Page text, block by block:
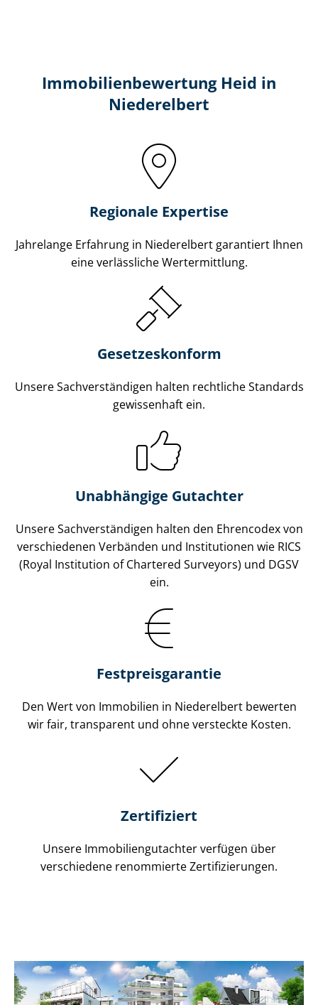
Immobilien­bewertung Heid in
Niederelbert
Regionale Expertise
Jahrelange Erfahrung in Niederelbert garantiert Ihnen
eine verlässliche Wertermittlung.
Gesetzes­konform
Unsere Sach­ver­stän­di­gen halten rechtliche Standards
gewissenhaft ein.
Unabhängige Gutachter
Unsere Sach­ver­stän­di­gen halten den Ehrencodex von
verschiedenen Verbänden und Institutionen wie RICS
(Royal Institution of Chartered Surveyors) und DGSV
ein.
Festpreis​garantie
Den Wert von Immobilien in Niederelbert bewerten
wir fair, transparent und ohne versteckte Kosten.
Zertifiziert
Unsere Immobilien­gutachter verfügen über
verschiedene renommierte Zer­ti­fi­zie­run­gen.